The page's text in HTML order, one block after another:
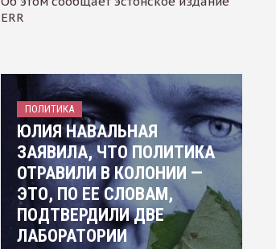
ERR
ПОЛИТИКА
ЮЛИЯ НАВАЛЬНАЯ
ЗАЯВИЛА, ЧТО ПОЛИТИКА
ОТРАВИЛИ В КОЛОНИИ —
ЭТО, ПО ЕЕ СЛОВАМ,
ПОДТВЕРДИЛИ ДВЕ
ЛАБОРАТОРИИ